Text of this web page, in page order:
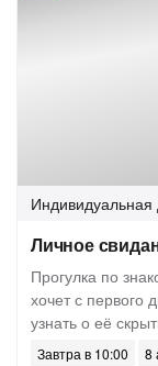
Индивидуальная
Личное
Прогулка по
хочет с первого
узнать о её
Завтра в 10:00
8